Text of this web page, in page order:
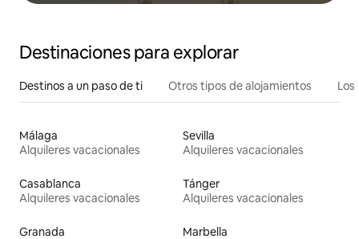
Destinaciones para explorar
Destinos a un paso de ti Otros tipos de alojamientos
Málaga
Alquileres vacacionales
Sevilla
Alquileres vacacionales
Casablanca
Alquileres vacacionales
Tánger
Alquileres vacacionales
Granada
Marbella